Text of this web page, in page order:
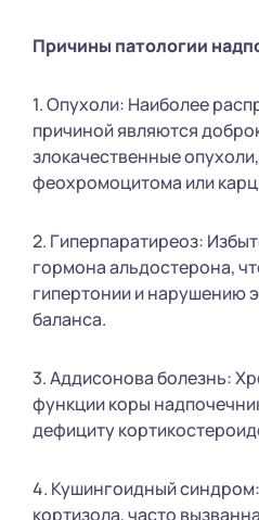
Причины патологии
1. Опухоли: Наиболее
причиной являются
злокачественные
феохромоцитома или
2. Гиперпаратиреоз:
гормона альдостерона,
гипертонии и нарушению
баланса.
3. Аддисонова болезнь:
функции коры
дефициту
4. Кушингоидный
кортизола, часто